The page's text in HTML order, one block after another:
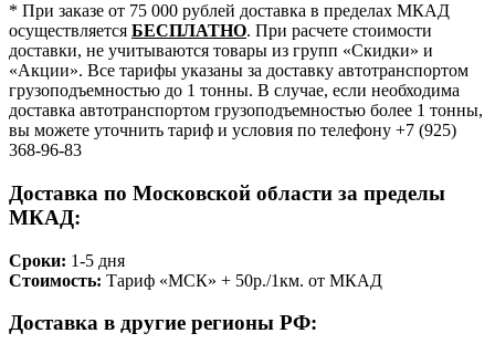
* При заказе от 75 000 рублей доставка в пределах МКАД
осуществляется БЕСПЛАТНО. При расчете стоимости
доставки, не учитываются товары из групп «Скидки» и
«Акции». Все тарифы указаны за доставку автотранспортом
грузоподъемностью до 1 тонны. В случае, если необходима
доставка автотранспортом грузоподъемностью более 1 тонны,
вы можете уточнить тариф и условия по телефону +7 (925)
368-96-83
Доставка по Московской области за пределы
МКАД:
Сроки: 1-5 дня
Стоимость: Тариф «МСК» + 50р./1км. от МКАД
Доставка в другие регионы РФ: